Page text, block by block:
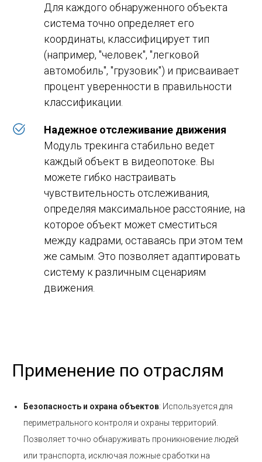
Для каждого обнаруженного объекта
система точно определяет его
координаты, классифицирует тип
(например, "человек", "легковой
автомобиль", "грузовик") и присваивает
процент уверенности в правильности
классификации.
Надежное отслеживание движения
Модуль трекинга стабильно ведет
каждый объект в видеопотоке. Вы
можете гибко настраивать
чувствительность отслеживания,
определяя максимальное расстояние, на
которое объект может сместиться
между кадрами, оставаясь при этом тем
же самым. Это позволяет адаптировать
систему к различным сценариям
движения.
Применение по отраслям
Безопасность и охрана объектов: Используется для
периметрального контроля и охраны территорий.
Позволяет точно обнаруживать проникновение людей
или транспорта, исключая ложные сработки на